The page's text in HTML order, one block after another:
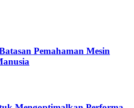
Pemahaman Mesin